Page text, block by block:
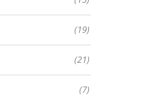
(19)
(21)
(7)